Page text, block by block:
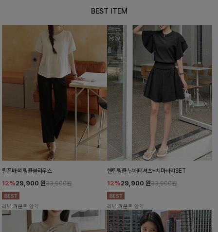
BEST ITEM
릴픈배색 링클블라우스
12%29,900 원33,900원
리뷰 카운트 영역
헨틴링클 날개티셔츠+치마바지SET
12%29,900 원33,900원
리뷰 카운트 영역